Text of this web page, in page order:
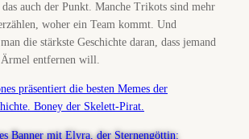
auch der Punkt. Manche Trikots sind mehr
woher ein Team kommt. Und
die stärkste Geschichte daran, dass jemand
entfernen will.